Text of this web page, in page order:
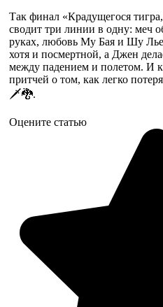
Так финал «Крадущегося
сводит три линии в одну: меч
руках, любовь Му Бая и Шу
хотя и посмертной, а Джен
между падением и полетом. И
притчей о том, как легко
🗡️🐉.
Оцените статью